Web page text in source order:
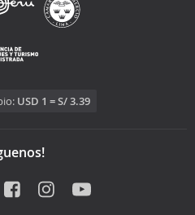
USD 1 = S/ 3.39